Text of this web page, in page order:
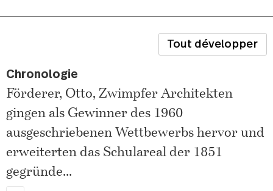
Tout développer
Chronologie
Förderer, Otto, Zwimpfer Architekten
gingen als Gewinner des 1960
ausgeschriebenen Wettbewerbs hervor und
erweiterten das Schulareal der 1851
gegründe...